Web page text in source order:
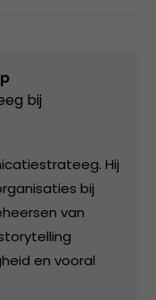
bij
Hij
bij
van
en vooral